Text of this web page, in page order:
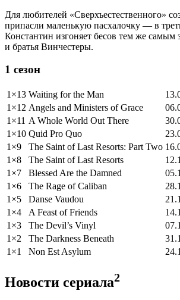
Для любителей «Сверхъестественного»
припасли маленькую пасхалочку — в
Константин изгоняет бесов тем же самым
и братья Винчестеры.
1 сезон
1×13 Waiting for the Man
1×12 Angels and Ministers of Grace
1×11 A Whole World Out There
1×10 Quid Pro Quo
1×9
The Saint of Last Resorts: Part Two
1×8
The Saint of Last Resorts
1×7
Blessed Are the Damned
1×6
The Rage of Caliban
1×5
Danse Vaudou
1×4
A Feast of Friends
1×3
The Devil’s Vinyl
1×2
The Darkness Beneath
1×1
Non Est Asylum
Новости сериала2